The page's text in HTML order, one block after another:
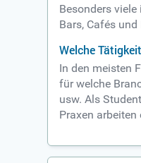
Besonders
Bars, Cafés
Welche
In den meisten
für welche
usw. Als
Praxen